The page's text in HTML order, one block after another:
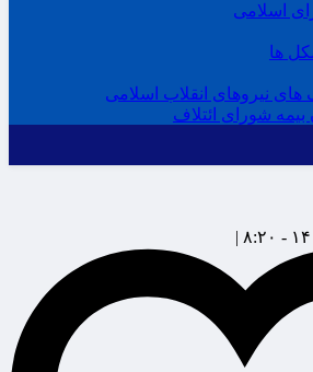
اسلامی
ها
های نیروهای انقلاب اسلامی
بیمه شورای ائتلاف